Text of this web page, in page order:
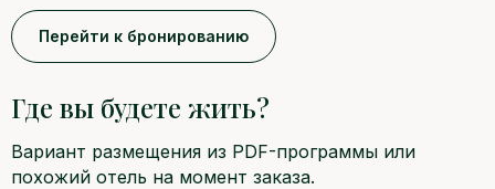
Перейти к бронированию
Где вы будете жить?
Вариант размещения из PDF-программы или
похожий отель на момент заказа.